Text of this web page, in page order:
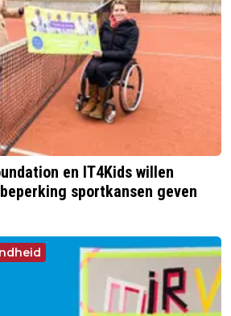
en IT4Kids willen
sportkansen geven